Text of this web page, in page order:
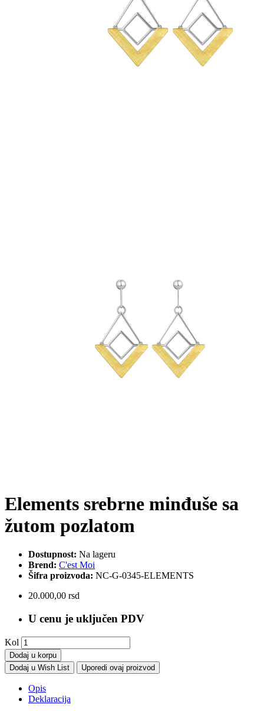
Elements srebrne minđuše sa
žutom pozlatom
Dostupnost: Na lageru
Brend: C'est Moi
Šifra proizvoda: NC-G-0345-ELEMENTS
20.000,00 rsd
U cenu je uključen PDV
Kol
Dodaj u korpu
Dodaj u Wish List
Uporedi ovaj proizvod
Opis
Deklaracija